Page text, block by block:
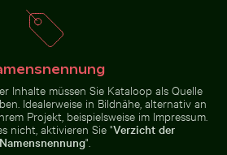
Majestätischer Pfau mit
prächtigem Gefieder
entlang der Oderberger Str. in
der
Zerstreute Eisscherben
Zerstreute Eisscherben auf
gefrorenem See
am Affenfelsen in Gibraltar
Inhalte müssen Sie Kataloop als Quelle
Idealerweise in Bildnähe, alternativ an
Projekt, beispielsweise im Impressum.
nicht, aktivieren Sie "Verzicht der
Namensnennung".